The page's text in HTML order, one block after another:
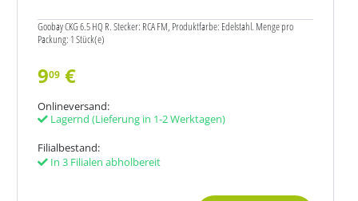
Goobay CKG 6.5 HQ R. Stecker: RCA FM, Produktfarbe: Edelstahl. Menge pro
Packung: 1 Stück(e)
909 €
Onlineversand:
Lagernd (Lieferung in 1-2 Werktagen)
Filialbestand:
In 3 Filialen abholbereit